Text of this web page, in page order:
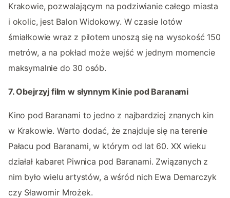
Krakowie, pozwalającym na podziwianie całego miasta
i okolic, jest Balon Widokowy. W czasie lotów
śmiałkowie wraz z pilotem unoszą się na wysokość 150
metrów, a na pokład może wejść w jednym momencie
maksymalnie do 30 osób.
7. Obejrzyj film w słynnym Kinie pod Baranami
Kino pod Baranami to jedno z najbardziej znanych kin
w Krakowie. Warto dodać, że znajduje się na terenie
Pałacu pod Baranami, w którym od lat 60. XX wieku
działał kabaret Piwnica pod Baranami. Związanych z
nim było wielu artystów, a wśród nich Ewa Demarczyk
czy Sławomir Mrożek.